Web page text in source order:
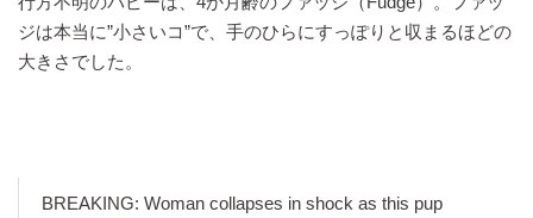
ジは本当に”小さいコ”で、手のひらにすっぽりと収まるほどの
大きさでした。
BREAKING: Woman collapses in shock as this pup